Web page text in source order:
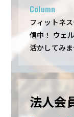
Column
フィットネ
信中！ ウェ
活かしてみ
法人会